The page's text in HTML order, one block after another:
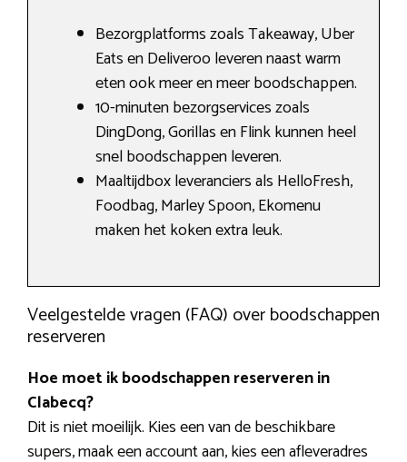
Bezorgplatforms zoals Takeaway, Uber
Eats en Deliveroo leveren naast warm
eten ook meer en meer boodschappen.
10-minuten bezorgservices zoals
DingDong, Gorillas en Flink kunnen heel
snel boodschappen leveren.
Maaltijdbox leveranciers als HelloFresh,
Foodbag, Marley Spoon, Ekomenu
maken het koken extra leuk.
Veelgestelde vragen (FAQ) over boodschappen
reserveren
Hoe moet ik boodschappen reserveren in
Clabecq?
Dit is niet moeilijk. Kies een van de beschikbare
supers, maak een account aan, kies een afleveradres